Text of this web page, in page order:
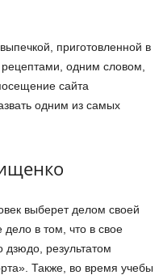
приготовленной в
одним словом,
сайта
одним из самых
выберет делом своей
в том, что в свое
результатом
Также, во время учебы